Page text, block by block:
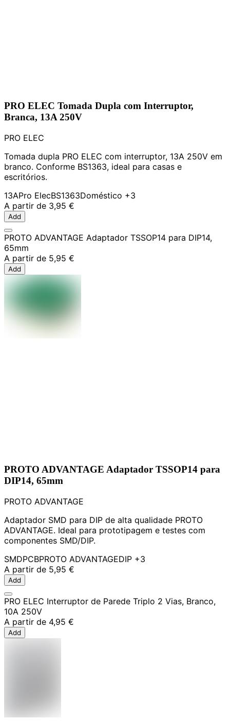
PRO ELEC Tomada Dupla com Interruptor,
Branca, 13A 250V
PRO ELEC
Tomada dupla PRO ELEC com interruptor, 13A 250V em
branco. Conforme BS1363, ideal para casas e
escritórios.
13APro ElecBS1363Doméstico +3
A partir de 3,95 €
Add
PROTO ADVANTAGE Adaptador TSSOP14 para DIP14,
65mm
A partir de 5,95 €
Add
PROTO ADVANTAGE Adaptador TSSOP14 para
DIP14, 65mm
PROTO ADVANTAGE
Adaptador SMD para DIP de alta qualidade PROTO
ADVANTAGE. Ideal para prototipagem e testes com
componentes SMD/DIP.
SMDPCBPROTO ADVANTAGEDIP +3
A partir de 5,95 €
Add
PRO ELEC Interruptor de Parede Triplo 2 Vias, Branco,
10A 250V
A partir de 4,95 €
Add